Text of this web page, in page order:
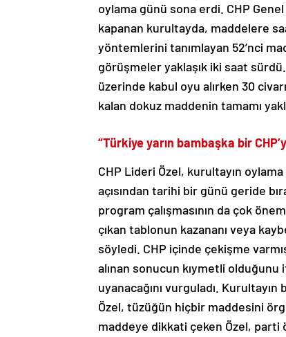
oylama günü sona erdi. CHP Genel
kapanan kurultayda, maddelere
yöntemlerini tanımlayan 52’nci
görüşmeler yaklaşık iki saat
üzerinde kabul oyu alırken 30
kalan dokuz maddenin tamamı
“Türkiye yarın bambaşka bir
CHP Lideri Özel, kurultayın
açısından tarihi bir günü geride
program çalışmasının da çok
çıkan tablonun kazananı veya
söyledi. CHP içinde çekişme
alınan sonucun kıymetli olduğunu
uyanacağını vurguladı.
Özel, tüzüğün hiçbir maddesini
maddeye dikkati çeken Özel, parti